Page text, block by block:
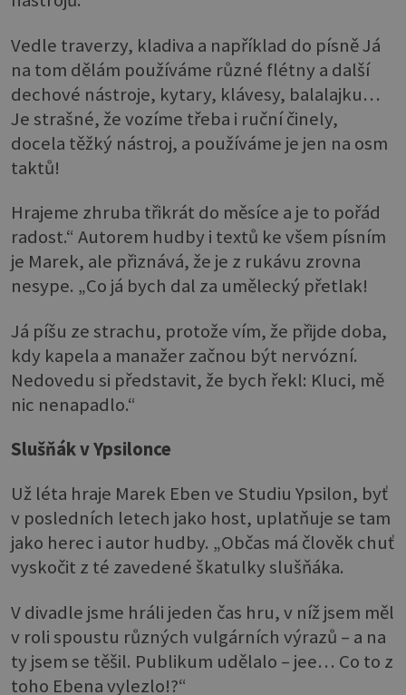
Vedle traverzy, kladiva a například do písně Já
na tom dělám používáme různé flétny a další
dechové nástroje, kytary, klávesy, balalajku…
Je strašné, že vozíme třeba i ruční činely,
docela těžký nástroj, a používáme je jen na osm
taktů!
Hrajeme zhruba třikrát do měsíce a je to pořád
radost.“ Autorem hudby i textů ke všem písním
je Marek, ale přiznává, že je z rukávu zrovna
nesype. „Co já bych dal za umělecký přetlak!
Já píšu ze strachu, protože vím, že přijde doba,
kdy kapela a manažer začnou být nervózní.
Nedovedu si představit, že bych řekl: Kluci, mě
nic nenapadlo.“
Slušňák v Ypsilonce
Už léta hraje Marek Eben ve Studiu Ypsilon, byť
v posledních letech jako host, uplatňuje se tam
jako herec i autor hudby. „Občas má člověk chuť
vyskočit z té zavedené škatulky slušňáka.
V divadle jsme hráli jeden čas hru, v níž jsem měl
v roli spoustu různých vulgárních výrazů – a na
ty jsem se těšil. Publikum udělalo – jee… Co to z
toho Ebena vylezlo!?“